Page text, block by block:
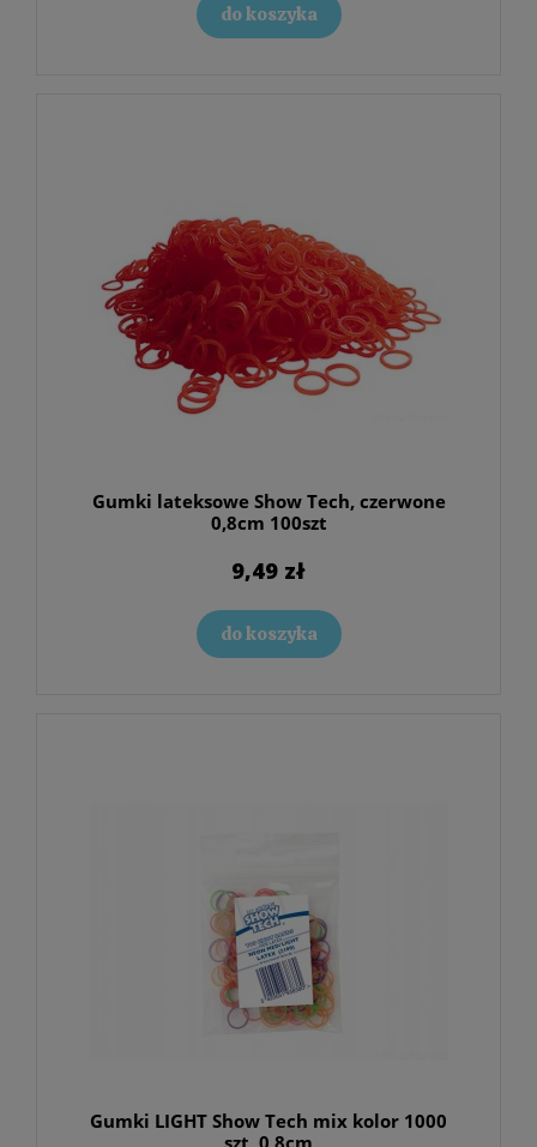
do koszyka
Gumki lateksowe Show Tech, czerwone
0,8cm 100szt
9,49 zł
do koszyka
Gumki LIGHT Show Tech mix kolor 1000
szt, 0,8cm